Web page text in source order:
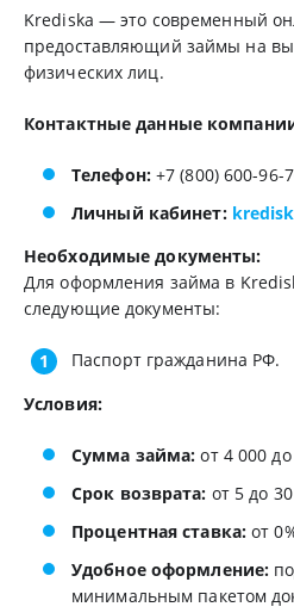
Krediska — это современный
предоставляющий займы на
физических лиц.
Контактные данные
Телефон:+7 (800) 600-96-
Личный кабинет:
Необходимые документы:
Для оформления займа в
следующие документы:
Паспорт гражданина РФ.
Условия:
Сумма займа: от 4 000
Срок возврата: от 5 до
Процентная ставка: от
Удобное оформление:
минимальным пакетом